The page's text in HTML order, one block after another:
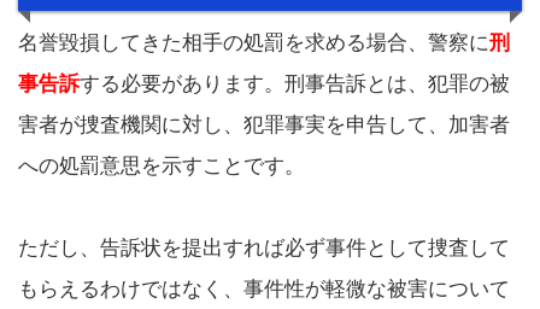
名誉毀損してきた相手の処罰を求める場合、警察に刑
事告訴する必要があります。刑事告訴とは、犯罪の被
害者が捜査機関に対し、犯罪事実を申告して、加害者
への処罰意思を示すことです。
ただし、告訴状を提出すれば必ず事件として捜査して
もらえるわけではなく、事件性が軽微な被害について